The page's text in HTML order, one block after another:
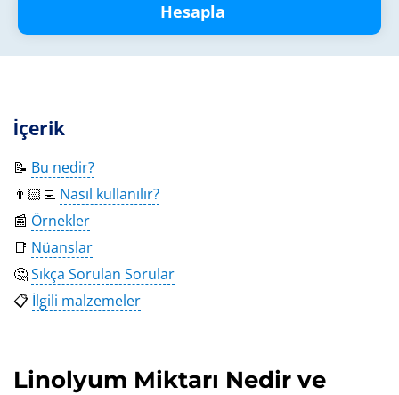
Hesapla
İçerik
📝 Bu nedir?
👨🏻‍💻 Nasıl kullanılır?
📰 Örnekler
📑 Nüanslar
🤔Sıkça Sorulan Sorular
📋 İlgili malzemeler
Linolyum Miktarı Nedir ve